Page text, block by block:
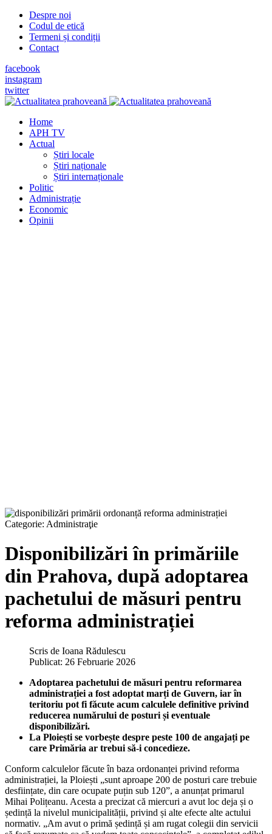
Despre noi
Codul de etică
Termeni și condiții
Contact
facebook
instagram
twitter
Home
APH TV
Actual
Știri locale
Știri naționale
Știri internaționale
Politic
Administrație
Economic
Opinii
Categorie: Administraţie
Disponibilizări în primăriile
din Prahova, după adoptarea
pachetului de măsuri pentru
reforma administrației
Scris de Ioana Rădulescu
Publicat: 26 Februarie 2026
Adoptarea pachetului de măsuri pentru reformarea
administrației a fost adoptat marți de Guvern, iar în
teritoriu pot fi făcute acum calculele definitive privind
reducerea numărului de posturi și eventuale
disponibilizări.
La Ploiești se vorbește despre peste 100 de angajați pe
care Primăria ar trebui să-i concedieze.
Conform calculelor făcute în baza ordonanței privind reforma
administrației, la Ploiești „sunt aproape 200 de posturi care trebuie
desființate, din care ocupate puțin sub 120”, a anunțat primarul
Mihai Polițeanu. Acesta a precizat că miercuri a avut loc deja și o
ședință la nivelul municipalității, privind și alte efecte alte actului
normativ. „Am avut o primă ședință și am rugat colegii din servicii